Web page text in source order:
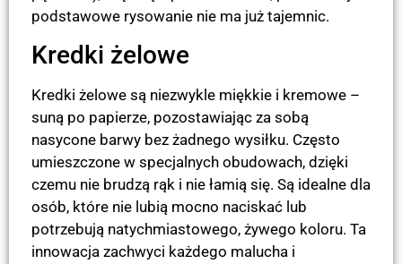
podstawowe rysowanie nie ma już tajemnic.
Kredki żelowe
Kredki żelowe są niezwykle miękkie i kremowe –
suną po papierze, pozostawiając za sobą
nasycone barwy bez żadnego wysiłku. Często
umieszczone w specjalnych obudowach, dzięki
czemu nie brudzą rąk i nie łamią się. Są idealne dla
osób, które nie lubią mocno naciskać lub
potrzebują natychmiastowego, żywego koloru. Ta
innowacja zachwyci każdego malucha i